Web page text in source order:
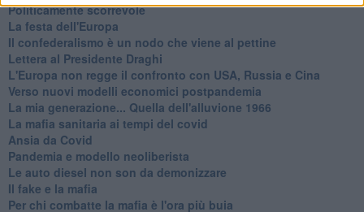
Politicamente scorrevole
La festa dell'Europa
Il confederalismo è un nodo che viene al pettine
Lettera al Presidente Draghi
L'Europa non regge il confronto con USA, Russia e Cina
Verso nuovi modelli economici postpandemia
​La mia generazione... Quella dell'alluvione 1966
​La mafia sanitaria ai tempi del covid
Ansia da Covid
Pandemia e modello neoliberista
Le auto diesel non son da demonizzare
​Il fake e la mafia
Per chi combatte la mafia è l'ora più buia